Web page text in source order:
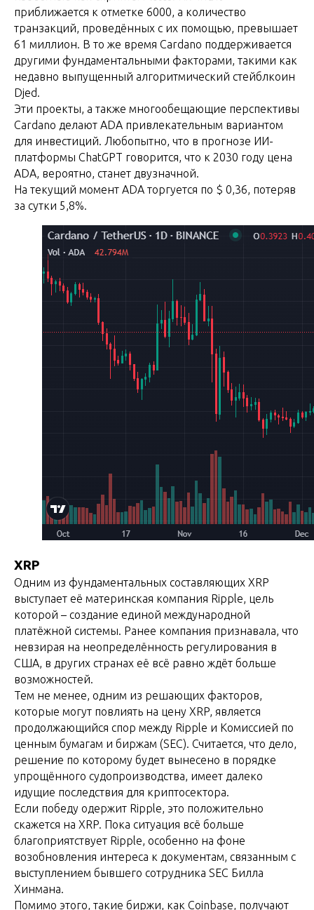
приближается к отметке 6000, а количество
транзакций, проведённых с их помощью, превышает
61 миллион. В то же время Cardano поддерживается
другими фундаментальными факторами, такими как
недавно выпущенный алгоритмический стейблкоин
Djed.
Эти проекты, а также многообещающие перспективы
Cardano делают ADA привлекательным вариантом
для инвестиций. Любопытно, что в прогнозе ИИ-
платформы ChatGPT говорится, что к 2030 году цена
ADA, вероятно, станет двузначной.
На текущий момент ADA торгуется по $ 0,36, потеряв
за сутки 5,8%.
XRP
Одним из фундаментальных составляющих XRP
выступает её материнская компания Ripple, цель
которой – создание единой международной
платёжной системы. Ранее компания признавала, что
невзирая на неопределённость регулирования в
США, в других странах её всё равно ждёт больше
возможностей.
Тем не менее, одним из решающих факторов,
которые могут повлиять на цену XRP, является
продолжающийся спор между Ripple и Комиссией по
ценным бумагам и биржам (SEC). Считается, что дело,
решение по которому будет вынесено в порядке
упрощённого судопроизводства, имеет далеко
идущие последствия для криптосектора.
Если победу одержит Ripple, это положительно
скажется на XRP. Пока ситуация всё больше
благоприятствует Ripple, особенно на фоне
возобновления интереса к документам, связанным с
выступлением бывшего сотрудника SEC Билла
Хинмана.
Помимо этого, такие биржи, как Coinbase, получают